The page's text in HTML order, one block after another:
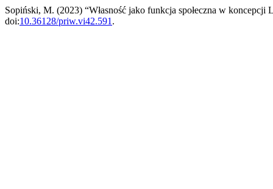
Sopiński, M. (2023) “Własność jako funkcja społeczna w koncepcji
doi:10.36128/priw.vi42.591 .